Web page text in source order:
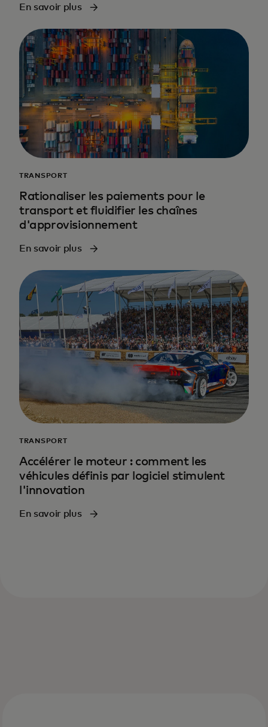
En savoir plus
TRANSPORT
Rationaliser les paiements pour le
transport et fluidifier les chaînes
d'approvisionnement
En savoir plus
TRANSPORT
Accélérer le moteur : comment les
véhicules définis par logiciel stimulent
l'innovation
En savoir plus